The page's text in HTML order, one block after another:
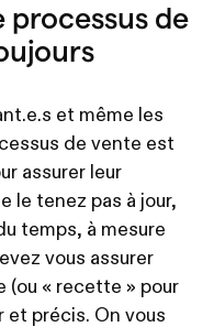
processus de
et même les
de vente est
assurer leur
le tenez pas à jour,
temps, à mesure
vous assurer
(ou « recette » pour
et précis. On vous